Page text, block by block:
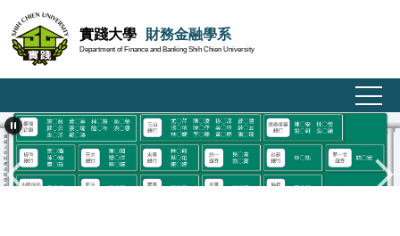
到
主
要
容
區
實踐大學 財務金融學系
Department of Finance and Banking Shih Chien University